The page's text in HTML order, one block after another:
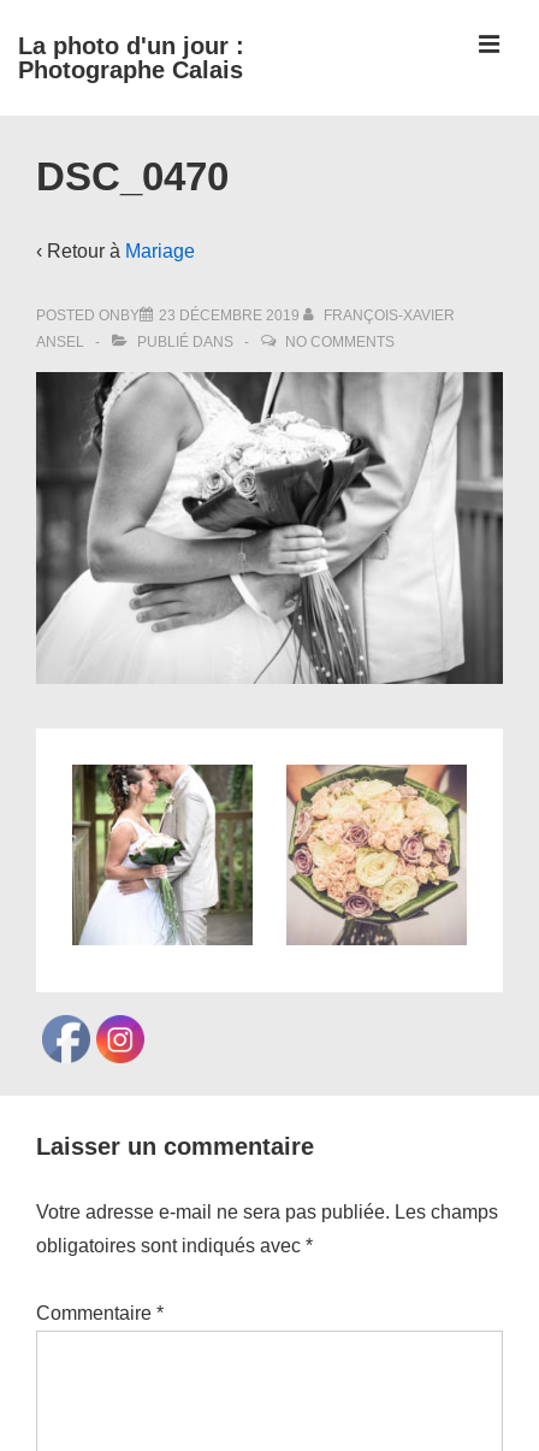
passer
au
La photo d'un jour :
Photographe Calais
Navigation
DSC_0470
‹ Retour à Mariage
POSTED ONBY 23 DÉCEMBRE 2019
FRANÇOIS-XAVIER
ANSEL
PUBLIÉ DANS NO COMMENTS
Laisser un commentaire
Votre adresse e-mail ne sera pas publiée. Les champs
obligatoires sont indiqués avec *
Commentaire *